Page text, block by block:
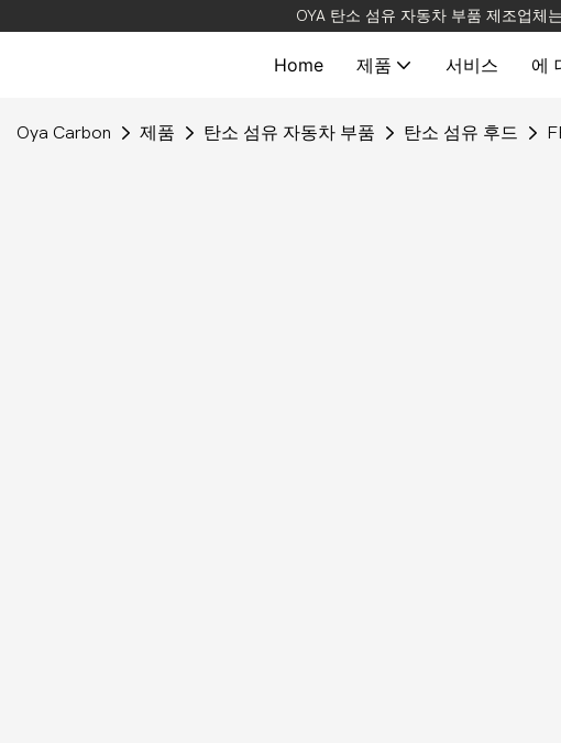
OYA 탄소 섬유 자동차 부품 제조업체
Home 제품 서비스 에
Oya Carbon 제품 탄소 섬유 자동차 부품 탄소 섬유 후드